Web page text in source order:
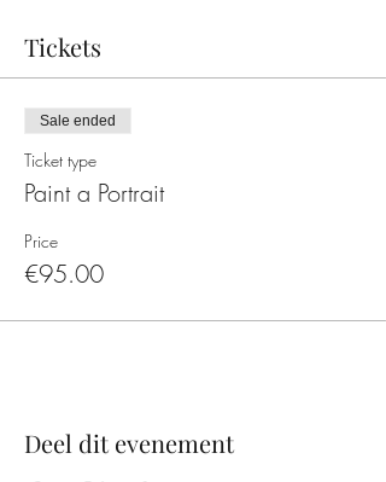
Tickets
Sale ended
Ticket type
Paint a Portrait
Price
€95.00
Deel dit evenement